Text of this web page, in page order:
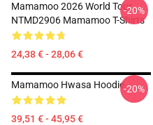
Mamamoo 2026 World Tour
NTMD2906 Mamamoo T-Shirts
24,38 € - 28,06 €
-20%
Mamamoo Hwasa Hoodie
39,51 € - 45,95 €
-20%